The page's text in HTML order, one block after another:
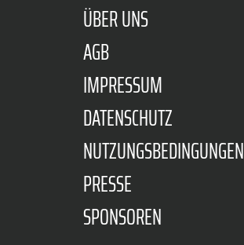
ÜBER UNS
AGB
IMPRESSUM
DATENSCHUTZ
NUTZUNGSBEDINGUNGEN
PRESSE
SPONSOREN